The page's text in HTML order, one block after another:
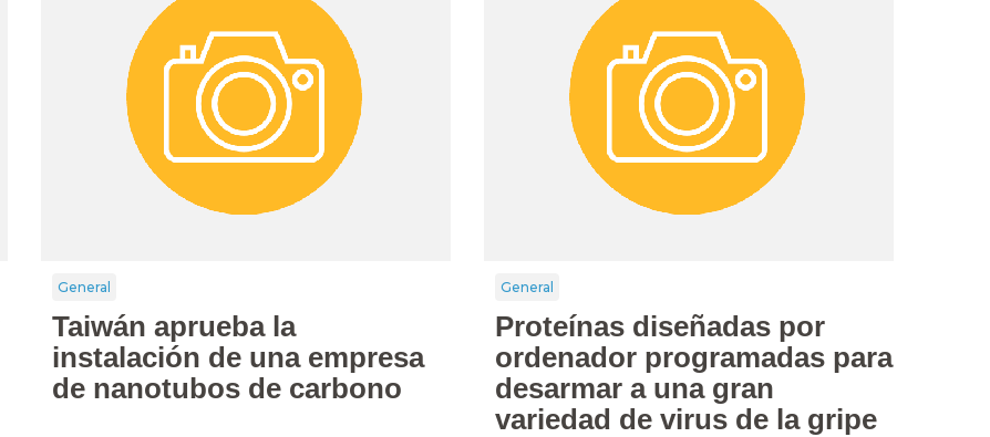
General
Taiwán aprueba la
instalación de una empresa
de nanotubos de carbono
General
Proteínas diseñadas por
ordenador programadas para
desarmar a una gran
variedad de virus de la gripe